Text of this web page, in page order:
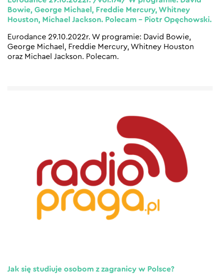
Bowie, George Michael, Freddie Mercury, Whitney
Houston, Michael Jackson. Polecam – Piotr Opęchowski.
Eurodance 29.10.2022r. W programie: David Bowie,
George Michael, Freddie Mercury, Whitney Houston
oraz Michael Jackson. Polecam.
Jak się studiuje osobom z zagranicy w Polsce?